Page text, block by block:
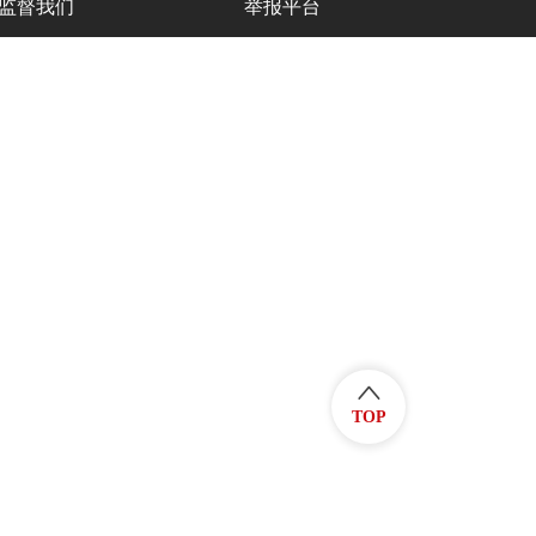
监督我们 举报平台
TOP